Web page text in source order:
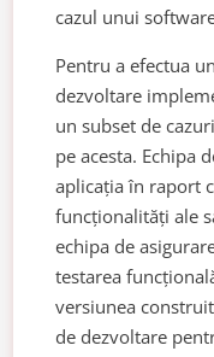
cazul unui
Pentru a efectua
dezvoltare
un subset de
pe acesta. Echipa
aplicația în raport
funcționalități ale
echipa de
testarea
versiunea
de dezvoltare